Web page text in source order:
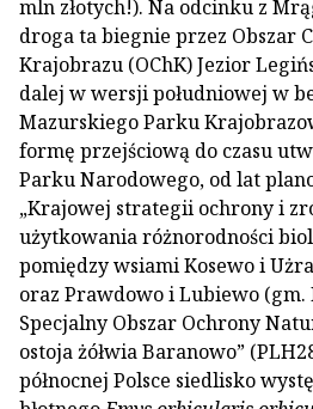
mln złotych!). Na odcinku z
droga ta biegnie przez Obszar
Krajobrazu (OChK) Jezior
dalej w wersji południowej w
Mazurskiego Parku
formę przejściową do czasu
Parku Narodowego, od lat
„Krajowej strategii ochrony i
użytkowania różnorodności
pomiędzy wsiami Kosewo i
oraz Prawdowo i Lubiewo (gm.
Specjalny Obszar Ochrony
ostoja żółwia Baranowo”
północnej Polsce siedlisko